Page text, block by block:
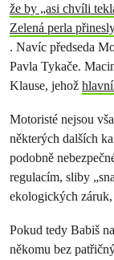
že by „asi chvíli
Zelená perla
. Navíc předseda
Pavla Tykače.
Klause, jehož
Motoristé nejsou
některých dalších
podobně
regulacím, sliby
ekologických
Pokud tedy Babiš
někomu bez